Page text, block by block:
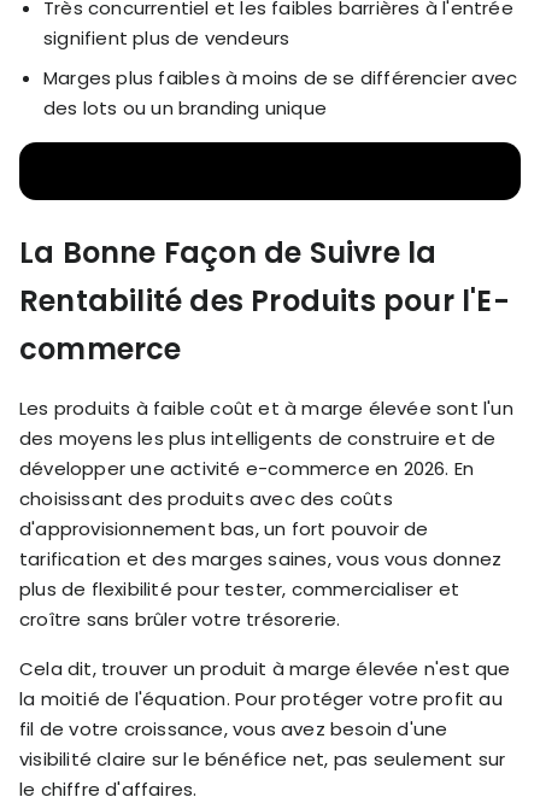
Très concurrentiel et les faibles barrières à l'entrée
signifient plus de vendeurs
Marges plus faibles à moins de se différencier avec
des lots ou un branding unique
La Bonne Façon de Suivre la
Rentabilité des Produits pour l'E-
commerce
Les produits à faible coût et à marge élevée sont l'un
des moyens les plus intelligents de construire et de
développer une activité e-commerce en 2026. En
choisissant des produits avec des coûts
d'approvisionnement bas, un fort pouvoir de
tarification et des marges saines, vous vous donnez
plus de flexibilité pour tester, commercialiser et
croître sans brûler votre trésorerie.
Cela dit, trouver un produit à marge élevée n'est que
la moitié de l'équation. Pour protéger votre profit au
fil de votre croissance, vous avez besoin d'une
visibilité claire sur le bénéfice net, pas seulement sur
le chiffre d'affaires.